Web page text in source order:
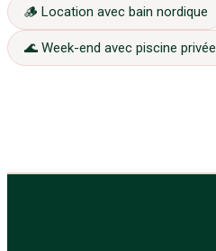
🪵 Location avec bain nordique
🌊 Week-end avec piscine privée